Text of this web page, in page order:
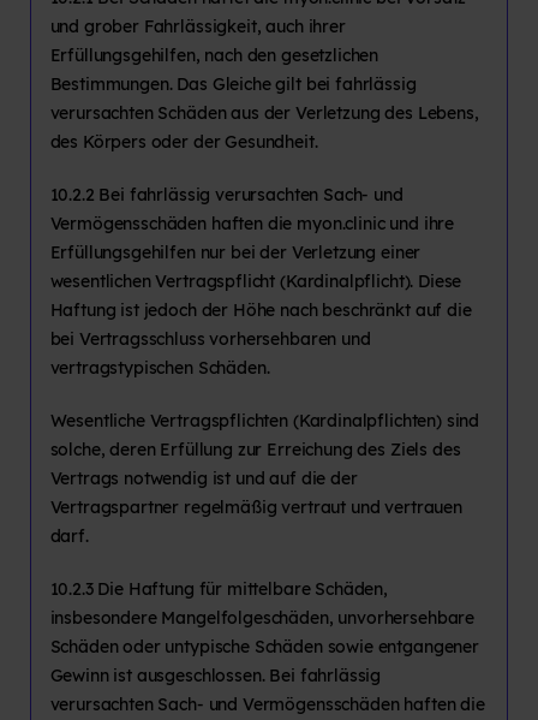
und grober Fahrlässigkeit, auch ihrer
Erfüllungsgehilfen, nach den gesetzlichen
Bestimmungen. Das Gleiche gilt bei fahrlässig
verursachten Schäden aus der Verletzung des Lebens,
des Körpers oder der Gesundheit.
10.2.2 Bei fahrlässig verursachten Sach- und
Vermögensschäden haften die myon.clinic und ihre
Erfüllungsgehilfen nur bei der Verletzung einer
wesentlichen Vertragspflicht (Kardinalpflicht). Diese
Haftung ist jedoch der Höhe nach beschränkt auf die
bei Vertragsschluss vorhersehbaren und
vertragstypischen Schäden.
Wesentliche Vertragspflichten (Kardinalpflichten) sind
solche, deren Erfüllung zur Erreichung des Ziels des
Vertrags notwendig ist und auf die der
Vertragspartner regelmäßig vertraut und vertrauen
darf.
10.2.3 Die Haftung für mittelbare Schäden,
insbesondere Mangelfolgeschäden, unvorhersehbare
Schäden oder untypische Schäden sowie entgangener
Gewinn ist ausgeschlossen. Bei fahrlässig
verursachten Sach- und Vermögensschäden haften die